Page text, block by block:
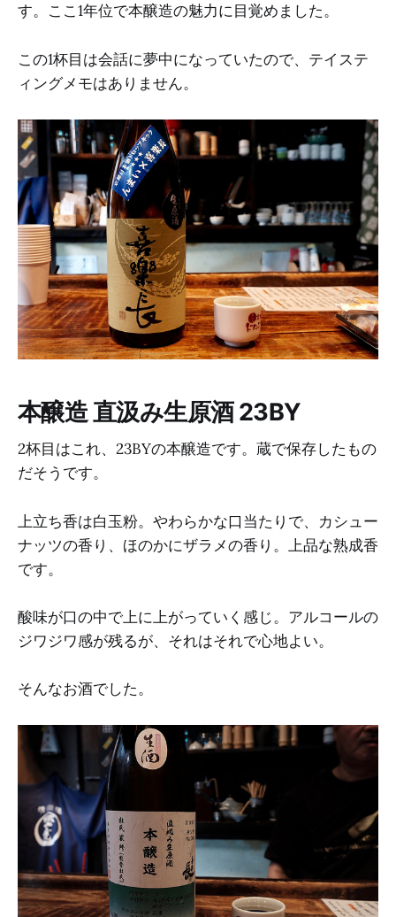
す。ここ1年位で本醸造の魅力に目覚めました。
この1杯目は会話に夢中になっていたので、テイステ
ィングメモはありません。
本醸造 直汲み生原酒 23BY
2杯目はこれ、23BYの本醸造です。蔵で保存したもの
だそうです。
上立ち香は白玉粉。やわらかな口当たりで、カシュー
ナッツの香り、ほのかにザラメの香り。上品な熟成香
です。
酸味が口の中で上に上がっていく感じ。アルコールの
ジワジワ感が残るが、それはそれで心地よい。
そんなお酒でした。